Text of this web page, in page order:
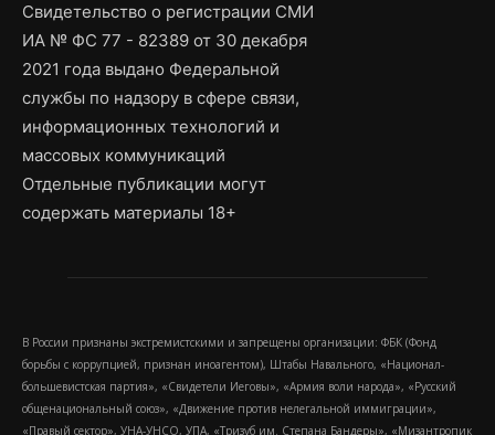
Свидетельство о регистрации СМИ
ИА № ФС 77 - 82389 от 30 декабря
2021 года выдано Федеральной
службы по надзору в сфере связи,
информационных технологий и
массовых коммуникаций
Отдельные публикации могут
содержать материалы 18+
В России признаны экстремистскими и запрещены организации: ФБК (Фонд
борьбы с коррупцией, признан иноагентом), Штабы Навального, «Национал-
большевистская партия», «Свидетели Иеговы», «Армия воли народа», «Русский
общенациональный союз», «Движение против нелегальной иммиграции»,
«Правый сектор», УНА-УНСО, УПА, «Тризуб им. Степана Бандеры», «Мизантропик